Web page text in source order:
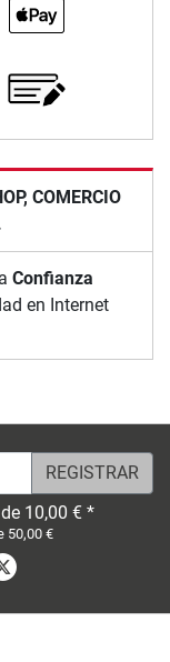
COMERCIO
Confianza
en Internet
10,00 € *
50,00 €